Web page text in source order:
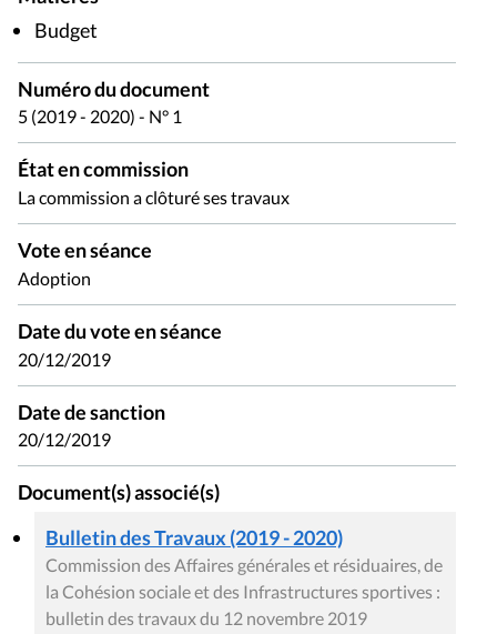
Budget
Numéro du document
5 (2019 - 2020) - N° 1
État en commission
La commission a clôturé ses travaux
Vote en séance
Adoption
Date du vote en séance
20/12/2019
Date de sanction
20/12/2019
Document(s) associé(s)
Bulletin des Travaux (2019 - 2020)
Commission des Affaires générales et résiduaires, de
la Cohésion sociale et des Infrastructures sportives :
bulletin des travaux du 12 novembre 2019